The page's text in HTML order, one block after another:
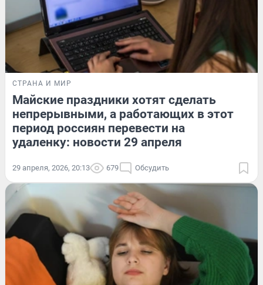
СТРАНА И МИР
Майские праздники хотят сделать
непрерывными, а работающих в этот
период россиян перевести на
удаленку: новости 29 апреля
29 апреля, 2026, 20:13 679 Обсудить